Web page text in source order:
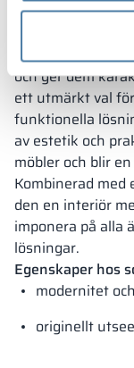
texturer, vilket
individuella
perfekt i
och ger dem
ett utmärkt val
funktionella
av estetik och
möbler och blir
Kombinerad
den en interiör
imponera på alla
lösningar.
Egenskaper hos
modernitet
originellt